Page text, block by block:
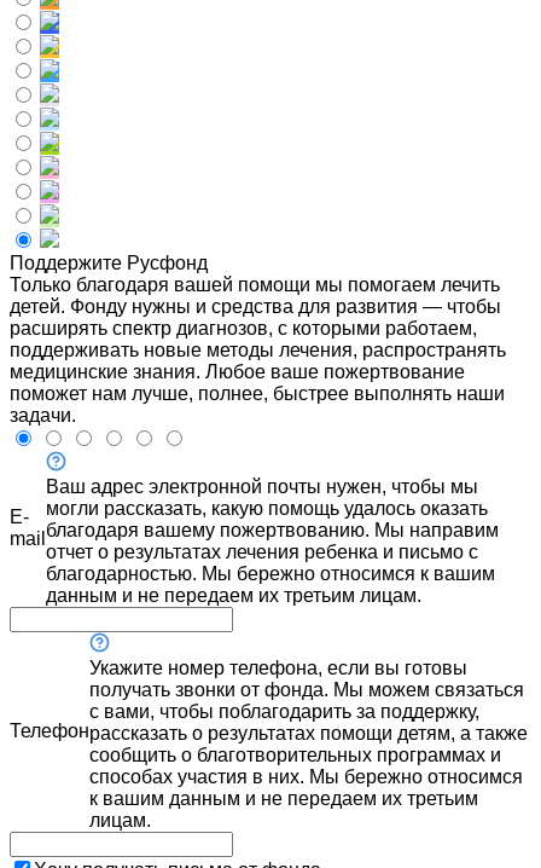
Поддержите Русфонд
Только благодаря вашей помощи мы помогаем лечить
детей. Фонду нужны и средства для развития — чтобы
расширять спектр диагнозов, с которыми работаем,
поддерживать новые методы лечения, распространять
медицинские знания. Любое ваше пожертвование
поможет нам лучше, полнее, быстрее выполнять наши
задачи.
E-
mail
Ваш адрес электронной почты нужен, чтобы мы
могли рассказать, какую помощь удалось оказать
благодаря вашему пожертвованию. Мы направим
отчет о результатах лечения ребенка и письмо с
благодарностью. Мы бережно относимся к вашим
данным и не передаем их третьим лицам.
Телефон
Укажите номер телефона, если вы готовы
получать звонки от фонда. Мы можем связаться
с вами, чтобы поблагодарить за поддержку,
рассказать о результатах помощи детям, а также
сообщить о благотворительных программах и
способах участия в них. Мы бережно относимся
к вашим данным и не передаем их третьим
лицам.